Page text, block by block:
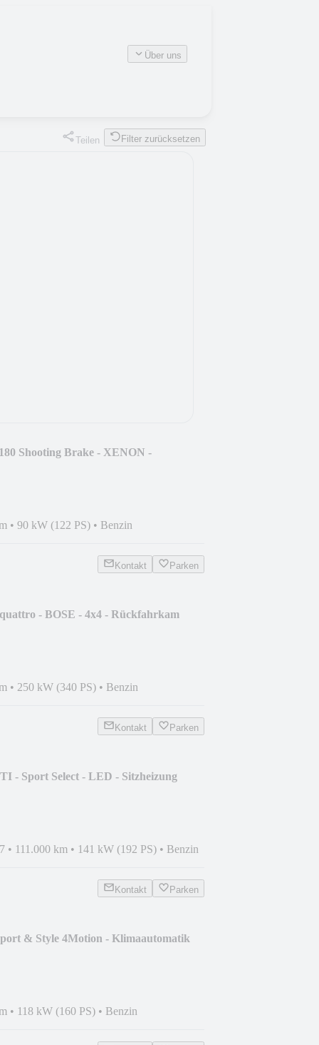
Über uns
Teilen Filter zurücksetzen
Shooting Brake - XENON -
• 90 kW (122 PS) • Benzin
Kontakt Parken
- BOSE - 4x4 - Rückfahrkam
• 250 kW (340 PS) • Benzin
Kontakt Parken
- Sport Select - LED - Sitzheizung
• 111.000 km • 141 kW (192 PS) • Benzin
Kontakt Parken
& Style 4Motion - Klimaautomatik
• 118 kW (160 PS) • Benzin